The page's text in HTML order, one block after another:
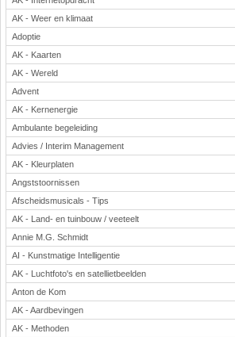
AK - Weer en klimaat
Adoptie
AK - Kaarten
AK - Wereld
Advent
AK - Kernenergie
Ambulante begeleiding
Advies / Interim Management
AK - Kleurplaten
Angststoornissen
Afscheidsmusicals - Tips
AK - Land- en tuinbouw / veeteelt
Annie M.G. Schmidt
AI - Kunstmatige Intelligentie
AK - Luchtfoto's en satellietbeelden
Anton de Kom
AK - Aardbevingen
AK - Methoden